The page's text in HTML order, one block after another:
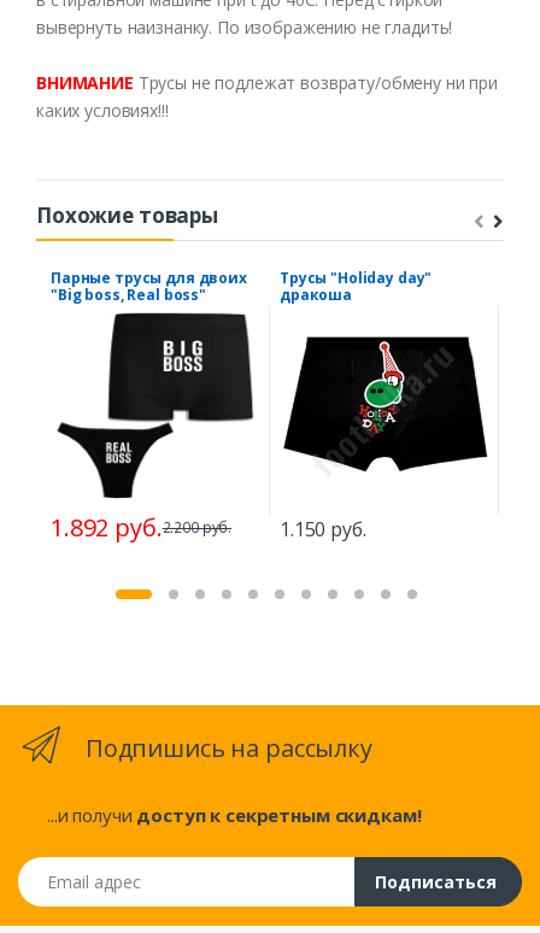
вывернуть наизнанку. По изображению не гладить!
ВНИМАНИЕ Трусы не подлежат возврату/обмену ни при
каких условиях!!!
Похожие товары
Парные трусы для двоих
"Big boss, Real boss"
1.892 руб.2.200 руб.
Трусы "Holiday day"
дракоша
1.150 руб.
Подпишись на рассылку
...и получи доступ к секретным скидкам!
Email адрес
Подписаться